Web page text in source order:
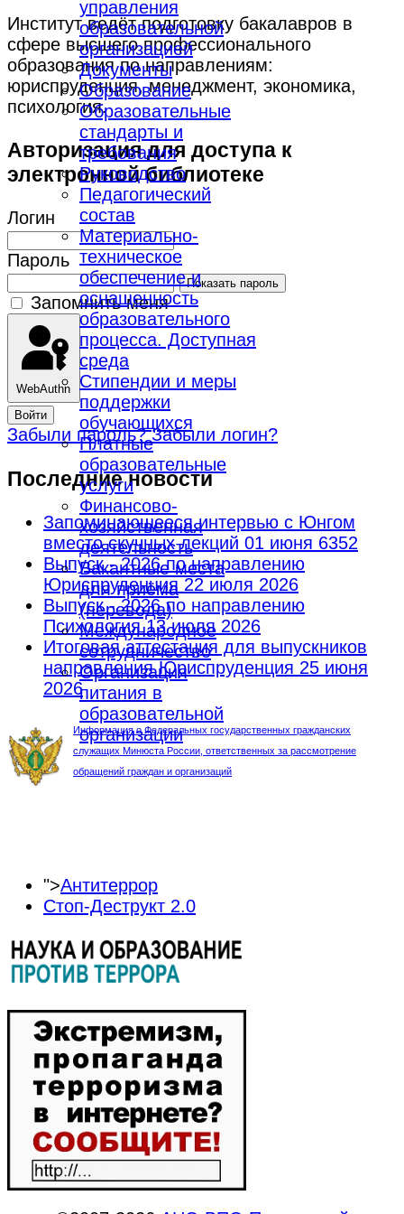
управления
образовательной
организацией
Документы
Образование
Образовательные
стандарты и
требования
Руководство
Педагогический
состав
Материально-
техническое
обеспечение и
оснащенность
образовательного
процесса. Доступная
среда
Стипендии и меры
поддержки
обучающихся
Платные
образовательные
услуги
Финансово-
хозяйственная
деятельность
Вакантные места
для приёма
(перевода)
Международное
сотрудничество
Организация
питания в
образовательной
организации
Институт ведёт подготовку бакалавров в
сфере высшего профессионального
образования по направлениям:
юриспруденция, менеджмент, экономика,
психология.
Авторизация для доступа к
электронной библиотеке
Логин
Пароль
Показать пароль
Запомнить меня
WebAuthn
Войти
Забыли пароль?Забыли логин?
Последние новости
Запоминающееся интервью с Юнгом
вместо скучных лекций 01 июня 6352
Выпуск - 2026 по направлению
Юриспруденция 22 июля 2026
Выпуск - 2026 по направлению
Психология13 июля 2026
Итоговая аттестация для выпускников
направления Юриспруденция 25 июня
2026
Информация о Федеральных государственных гражданских
служащих Минюста России, ответственных за рассмотрение
обращений граждан и организаций
">Антитеррор
Стоп-Деструкт 2.0